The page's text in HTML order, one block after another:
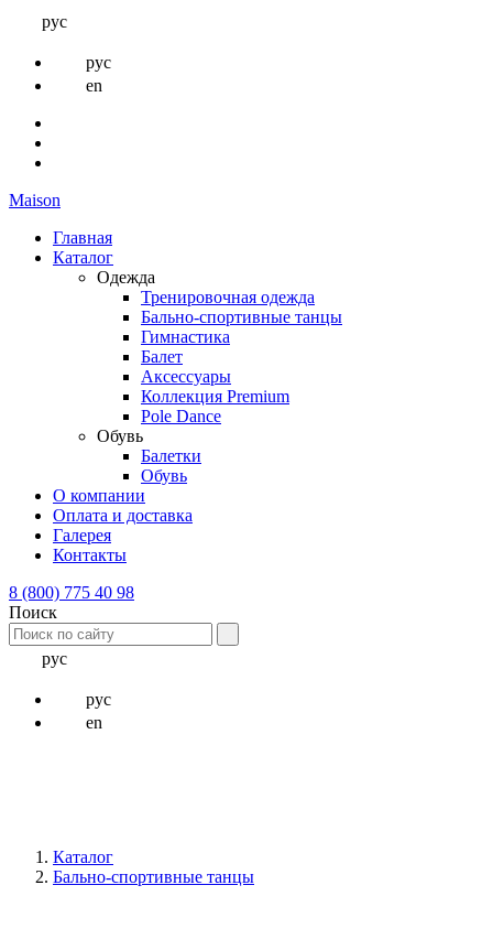
рус
рус
en
Maison
Главная
Каталог
Одежда
Тренировочная одежда
Бально-спортивные танцы
Гимнастика
Балет
Аксессуары
Коллекция Premium
Pole Dance
Обувь
Балетки
Обувь
О компании
Оплата и доставка
Галерея
Контакты
8 (800) 775 40 98
Поиск
рус
рус
en
Каталог
Бально-спортивные танцы